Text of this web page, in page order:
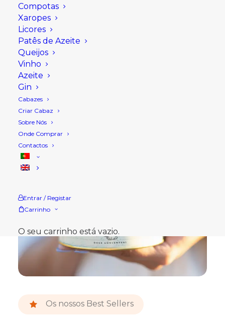
Compotas
Xaropes
Licores
Patês de Azeite
Queijos
Vinho
Azeite
Gin
Cabazes
Criar Cabaz
Sobre Nós
Onde Comprar
Contactos
Entrar / Registar
Carrinho
O seu carrinho está vazio.
Os nossos Best Sellers